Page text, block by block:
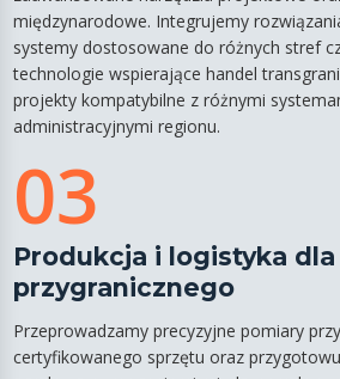
międzynarodowe. Integrujemy
systemy dostosowane do różnych stref
technologie wspierające handel
projekty kompatybilne z różnymi
administracyjnymi regionu.
03
Produkcja i logistyka
przygranicznego
Przeprowadzamy precyzyjne pomiary
certyfikowanego sprzętu oraz